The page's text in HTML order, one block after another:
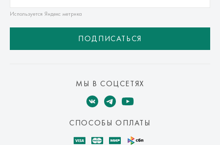
Используется Яндекс метрика
ПОДПИСАТЬСЯ
МЫ В СОЦСЕТЯХ
СПОСОБЫ ОПЛАТЫ